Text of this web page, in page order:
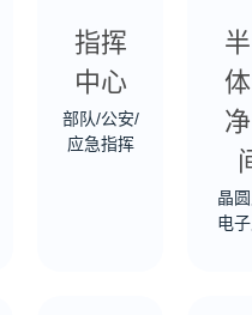
指挥
中心
部队/公安/
应急指挥
晶
电